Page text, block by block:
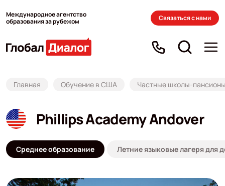
Международное агентство
образования за рубежом
Связаться с нами
Главная Обучение в США Частные школы-
Phillips Academy Andover
Среднее образование Летние языковые лагеря для